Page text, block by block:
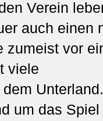
Verein
auch
zumeist vor
viele
Unterland.
um das